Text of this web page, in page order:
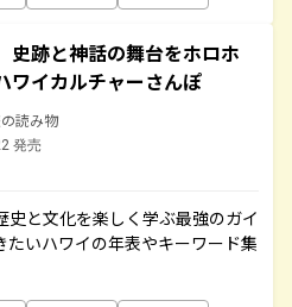
跡と神話の舞台をホロホ
イカルチャーさんぽ
読み物
発売
史と文化を楽しく学ぶ最強のガイ
たいハワイの年表やキーワード集